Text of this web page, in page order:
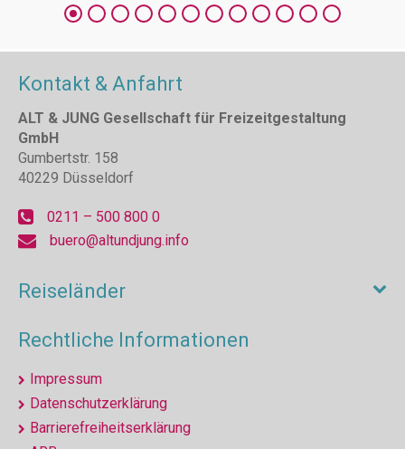
Kontakt & Anfahrt
ALT & JUNG Gesellschaft für Freizeitgestaltung
GmbH
Gumbertstr. 158
40229 Düsseldorf
0211 – 500 800 0
buero@altundjung.info
Reiseländer
Rechtliche Informationen
Impressum
Datenschutzerklärung
Barrierefreiheitserklärung